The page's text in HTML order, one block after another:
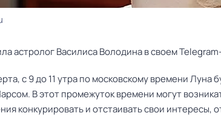
астролог Василиса Володина в своем
с 9 до 11 утра по московскому времени Луна
В этот промежуток времени могут
конкурировать и отстаивать свои интересы,